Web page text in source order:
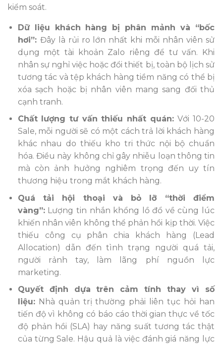
kiểm soát.
Dữ liệu khách hàng bị phân mảnh và “bốc
hơi”: Đây là rủi ro lớn nhất khi mỗi nhân viên sử
dụng một tài khoản Zalo riêng để tư vấn. Khi
nhân sự nghỉ việc hoặc đổi thiết bị, toàn bộ lịch sử
tương tác và tệp khách hàng tiềm năng có thể bị
xóa sạch hoặc bị nhân viên mang sang đối thủ
cạnh tranh.
Chất lượng tư vấn thiếu nhất quán:Với 10-20
Sale, mỗi người sẽ có một cách trả lời khách hàng
khác nhau do thiếu kho tri thức nội bộ chuẩn
hóa. Điều này không chỉ gây nhiễu loạn thông tin
mà còn ảnh hưởng nghiêm trọng đến uy tín
thương hiệu trong mắt khách hàng.
Quá tải hội thoại và bỏ lỡ “thời điểm
vàng”:Lượng tin nhắn khổng lồ đổ về cùng lúc
khiến nhân viên không thể phản hồi kịp thời. Việc
thiếu công cụ phân chia khách hàng (Lead
Allocation) dẫn đến tình trạng người quá tải,
người rảnh tay, làm lãng phí nguồn lực
marketing.
Quyết định dựa trên cảm tính thay vì số
liệu:Nhà quản trị thường phải liên tục hỏi han
tiến độ vì không có báo cáo thời gian thực về tốc
độ phản hồi (SLA) hay năng suất tương tác thật
của từng Sale. Hậu quả là việc đánh giá năng lực